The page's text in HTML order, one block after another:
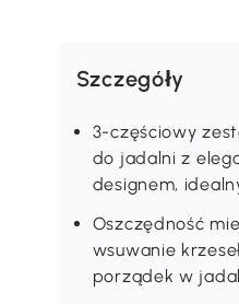
Szczegóły
3-częściowy
do jadalni z
designem,
Oszczędność
wsuwanie
porządek w